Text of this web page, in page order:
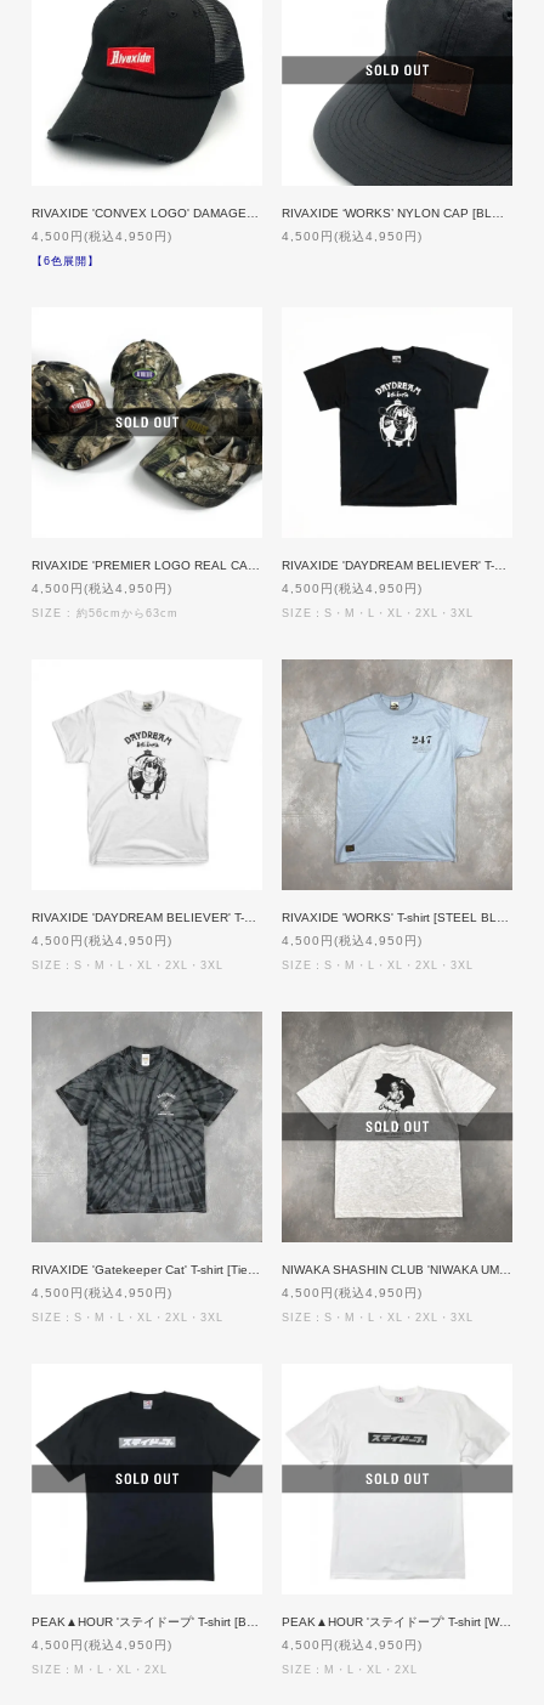
4,500円(税込4,950円)
【6色展開】
4,500円(税込4,950円)
4,500円(税込4,950円)
SIZE : 約56cmから63cm
4,500円(税込4,950円)
SIZE：S・M・L・XL・2XL・3XL
4,500円(税込4,950円)
SIZE：S・M・L・XL・2XL・3XL
4,500円(税込4,950円)
SIZE：S・M・L・XL・2XL・3XL
4,500円(税込4,950円)
SIZE：S・M・L・XL・2XL・3XL
4,500円(税込4,950円)
SIZE：S・M・L・XL・2XL・3XL
4,500円(税込4,950円)
SIZE：M・L・XL・2XL
PEAK▲HOUR 'ステイドープ' T-shirt [WHITE]
4,500円(税込4,950円)
SIZE：M・L・XL・2XL